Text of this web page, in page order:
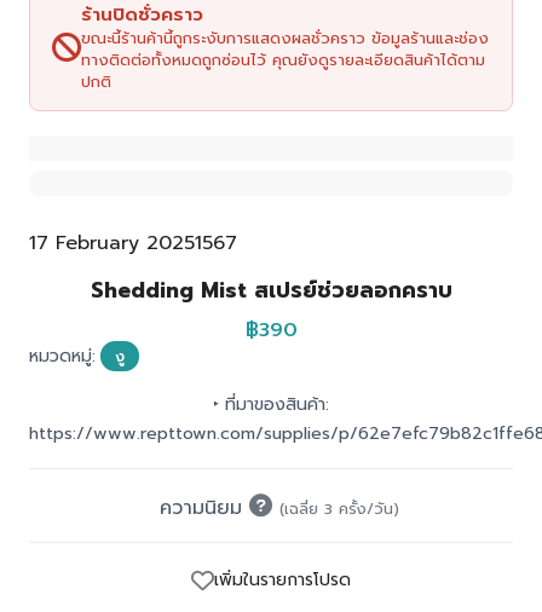
ร้านปิดชั่วคราว
ขณะนี้ร้านค้านี้ถูกระงับการแสดงผลชั่วคราว ข้อมูลร้านและช่อง
ทางติดต่อทั้งหมดถูกซ่อนไว้ คุณยังดูรายละเอียดสินค้าได้ตาม
ปกติ
17 February 20251567
Shedding Mist สเปรย์ช่วยลอกคราบ
฿390
หมวดหมู่: งู
‣ ที่มาของสินค้า:
https://www.repttown.com/supplies/p/
ความนิยม (เฉลี่ย 3 ครั้ง/วัน)
เพิ่มในรายการโปรด